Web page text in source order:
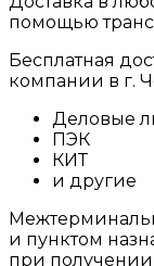
помощью
Бесплатная
компании в г.
Деловые
ПЭК
КИТ
и другие
и пунктом
при получении